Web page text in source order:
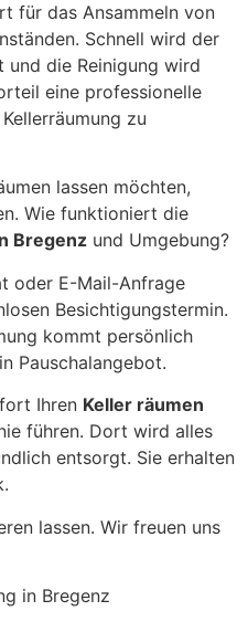
für das Ansammeln von
Schnell wird der
und die Reinigung wird
eine professionelle
zu
lassen möchten,
Wie funktioniert die
Bregenz und Umgebung?
oder E-Mail-Anfrage
Besichtigungstermin.
kommt persönlich
Pauschalangebot.
Ihren Keller räumen
führen. Dort wird alles
entsorgt. Sie erhalten
lassen. Wir freuen uns
in Bregenz